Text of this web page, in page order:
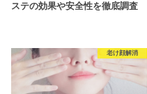
ステの効果や安全性を徹底調査
老け顔解消